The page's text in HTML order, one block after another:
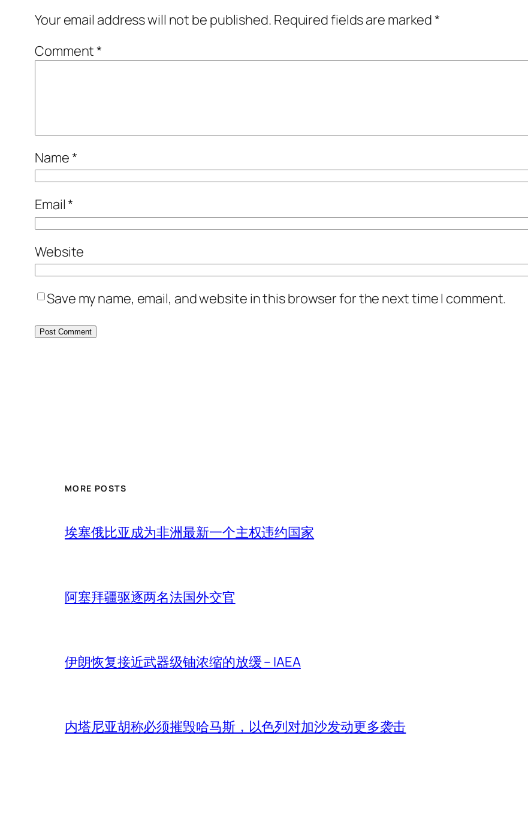
Your email address will not be published. Required fields are marked*
Comment*
Name*
Email*
Website
Save my name, email, and website in this browser for the next time I comment.
MORE POSTS
埃塞俄比亚成为非洲最新一个主权违约国家
阿塞拜疆驱逐两名法国外交官
伊朗恢复接近武器级铀浓缩的放缓 – IAEA
内塔尼亚胡称必须摧毁哈马斯，以色列对加沙发动更多袭击